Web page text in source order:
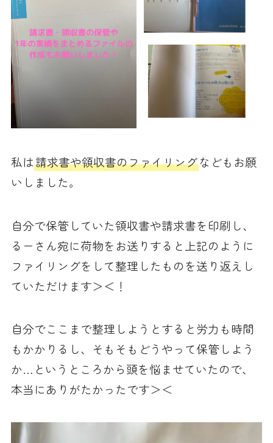
私は請求書や領収書のファイリングなどもお願
いしました。
自分で保管していた領収書や請求書を印刷し、
るーさん宛に荷物をお送りすると上記のように
ファイリングをして整理したものを送り返えし
ていただけます＞＜！
自分でここまで整理しようとすると労力も時間
もかかりるし、そもそもどうやって保管しよう
か…というところから頭を悩ませていたので、
本当にありがたかったです＞＜